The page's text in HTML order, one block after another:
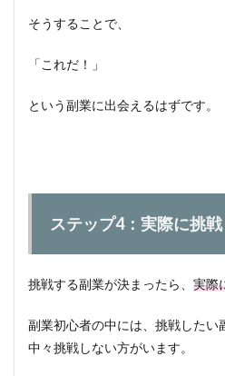
そうすることで、
「これだ！」
という副業に出会えるはずです。
ステップ4：実際に挑
挑戦する副業が決まったら、 実際
副業初心者の中には、挑戦したい
中々挑戦しない方がいます。